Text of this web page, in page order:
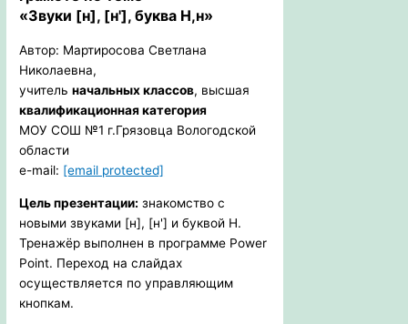
«Звуки [н], [н'], буква Н,н»
Автор: Мартиросова Светлана
Николаевна,
учительначальных классов, высшая
квалификационная категория
МОУ СОШ №1 г.Грязовца Вологодской
области
e-mail: [email protected]
Цель презентации: знакомство с
новыми звуками [н], [н'] и буквой Н.
Тренажёр выполнен в программе Power
Point. Переход на слайдах
осуществляется по управляющим
кнопкам.